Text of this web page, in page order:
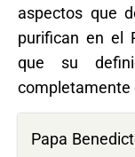
aspectos que
purifican en el
que su
completamente
Papa